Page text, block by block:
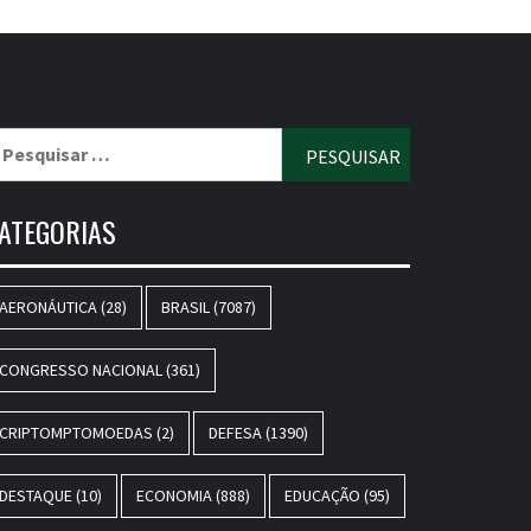
AERONÁUTICA(28) BRASIL(7087)
CONGRESSO NACIONAL(361)
CRIPTOMPTOMOEDAS (2) DEFESA(1390)
DESTAQUE(10) ECONOMIA(888) EDUCAÇÃO (95)